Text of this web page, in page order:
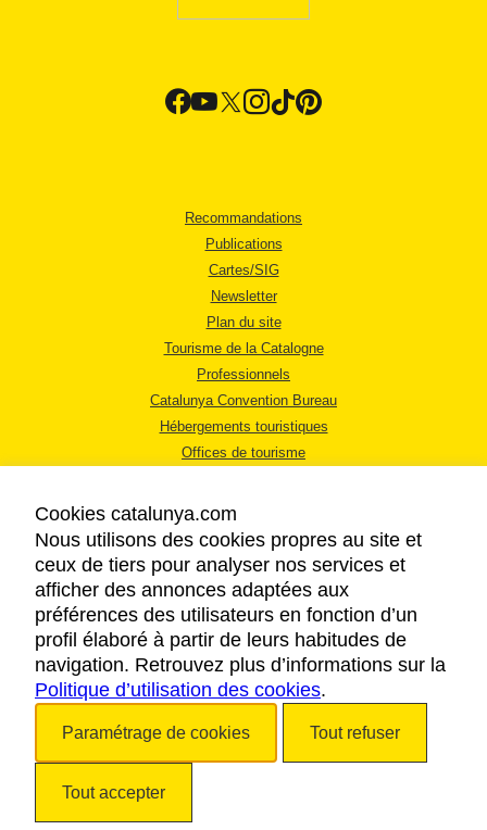
Recommandations
Publications
Cartes/SIG
Newsletter
Plan du site
Tourisme de la Catalogne
Professionnels
Catalunya Convention Bureau
Hébergements touristiques
Offices de tourisme
MENTIONS LÉGALES
RÈGLES DE CONFIDENTIALITÉ
COOKIES
ACCESSIBILITÉ
Cookies catalunya.com
Nous utilisons des cookies propres au site et
ceux de tiers pour analyser nos services et
afficher des annonces adaptées aux
préférences des utilisateurs en fonction d’un
profil élaboré à partir de leurs habitudes de
navigation. Retrouvez plus d’informations sur la
Politique d’utilisation des cookies.
Paramétrage de cookies Tout refuser
Tout accepter